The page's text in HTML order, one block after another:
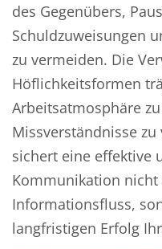
des Gegenübers,
Schuldzuweisungen
zu vermeiden. Die
Höflichkeitsformen
Arbeitsatmosphäre
Missverständnisse
sichert eine effektive
Kommunikation
Informationsfluss,
langfristigen Erfolg